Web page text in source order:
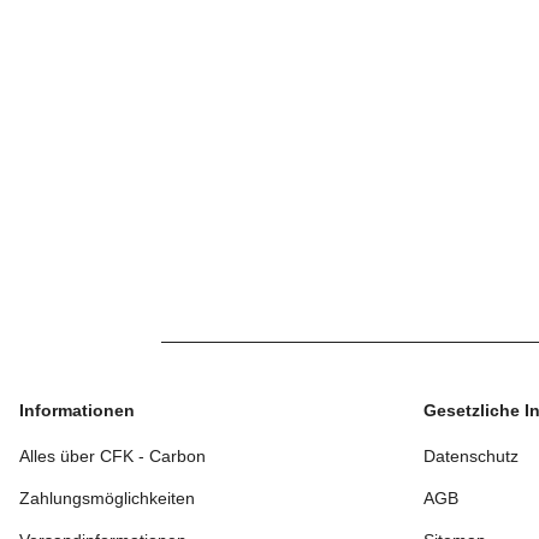
Informationen
Alles über CFK - Carbon
Zahlungsmöglichkeiten
Gesetzliche
Datenschutz
AGB